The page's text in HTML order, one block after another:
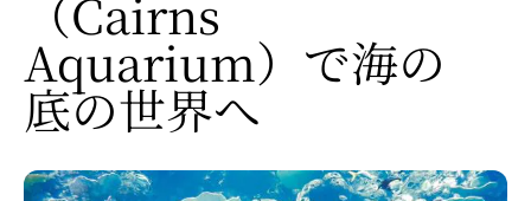
（Cairns
Aquarium）で​海の
底の​世界へ